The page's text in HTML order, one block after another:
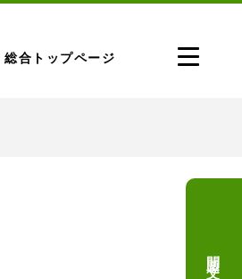
総合トップページ